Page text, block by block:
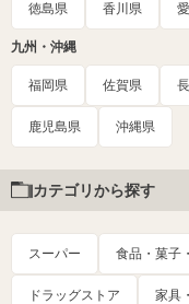
徳島県 香川県
九州・沖縄
福岡県 佐賀県
鹿児島県 沖縄県
カテゴリから探す
スーパー 食品・菓子
ドラッグストア 家具